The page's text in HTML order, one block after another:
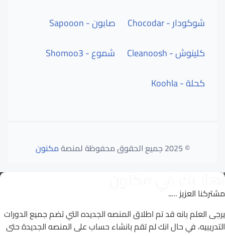
شوكودار - Chocodar
صابون - Sapooon
كلينوش - Cleanoosh
شموع - Shomoo3
كحلة - Koohla
© 2025 جميع الحقوق محفوظة لمنصة مكنون
أهلا بك في مكنون
مشتركنا العزيز …..
يرجى العلم بانه قد تم اطلاق المنصه الجديده التي تضم جميع الدورات
التدريبيه، في حال انك لم تقم بانشاء حساب على المنصه الجديدة حتى